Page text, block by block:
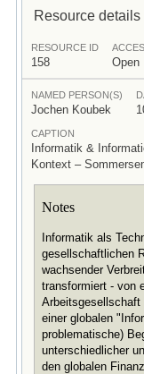
Resource details
RESOURCE ID
158 Open
NAMED PERSON(S)
Jochen Koubek
CAPTION
Informatik &
Kontext –
Notes
Informatik als
gesellschaftlichen
wachsender
transformiert - von
einer globalen
problematische)
unterschiedlicher
den globalen